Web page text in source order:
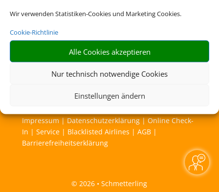
Wir verwenden Statistiken-Cookies und Marketing Cookies.
Cookie-Richtlinie
Alle Cookies akzeptieren
Nur technisch notwendige Cookies
Einstellungen ändern
Rechtliche Informationen
Impressum|Datenschutzerklärung|Online Check-
In | Service| Blacklisted Airlines | AGB|
Barrierefreiheitserklärung
© 2026 • Schmetterling